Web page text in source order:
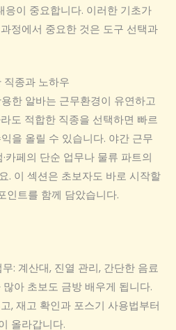
응이 중요합니다. 이러한 기초가
정에서 중요한 것은 도구 선택과
직종과 노하우
한 알바는 근무환경이 유연하고
도 적합한 직종을 선택하면 빠르
을 올릴 수 있습니다. 야간 근무
카페의 단순 업무나 물류 파트의
. 이 섹션은 초보자도 바로 시작할
인트를 함께 담았습니다.
: 계산대, 진열 관리, 간단한 음료
아 초보도 금방 배우게 됩니다.
, 재고 확인과 포스기 사용법부터
올라갑니다.